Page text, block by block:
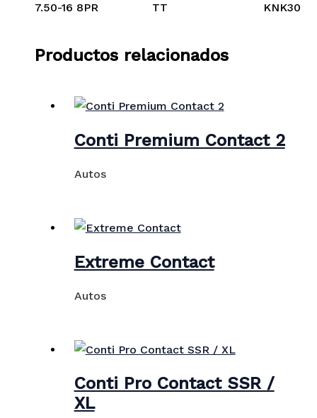
7.50-16 8PR TT KNK30
Productos relacionados
Conti Premium Contact 2
Autos
Extreme Contact
Autos
Conti Pro Contact SSR /
XL